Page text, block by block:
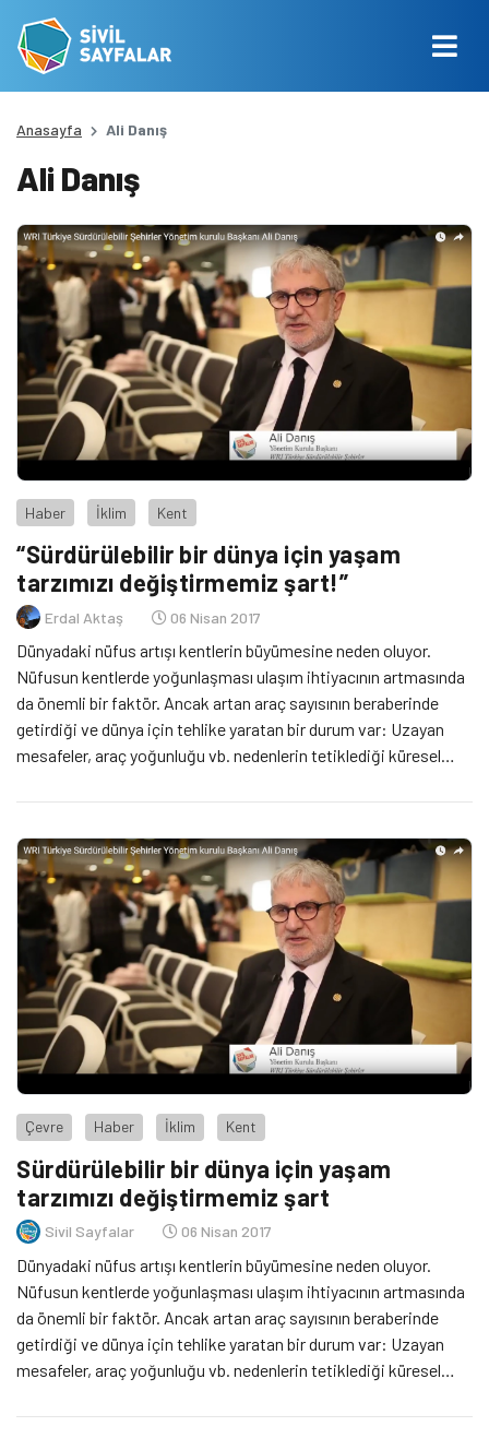
Anasayfa Ali Danış
Ali Danış
Haber İklim Kent
“Sürdürülebilir bir dünya için yaşam
tarzımızı değiştirmemiz şart!”
Erdal Aktaş 06 Nisan 2017
Dünyadaki nüfus artışı kentlerin büyümesine neden oluyor.
Nüfusun kentlerde yoğunlaşması ulaşım ihtiyacının artmasında
da önemli bir faktör. Ancak artan araç sayısının beraberinde
getirdiği ve dünya için tehlike yaratan bir durum var: Uzayan
mesafeler, araç yoğunluğu vb. nedenlerin tetiklediği küresel
ulaşım ihtiyacının da yol açtığı küresel […]
Çevre Haber İklim Kent
Sürdürülebilir bir dünya için yaşam
tarzımızı değiştirmemiz şart
Sivil Sayfalar 06 Nisan 2017
Dünyadaki nüfus artışı kentlerin büyümesine neden oluyor.
Nüfusun kentlerde yoğunlaşması ulaşım ihtiyacının artmasında
da önemli bir faktör. Ancak artan araç sayısının beraberinde
getirdiği ve dünya için tehlike yaratan bir durum var: Uzayan
mesafeler, araç yoğunluğu vb. nedenlerin tetiklediği küresel
ulaşım ihtiyacının da yol açtığı küresel […]